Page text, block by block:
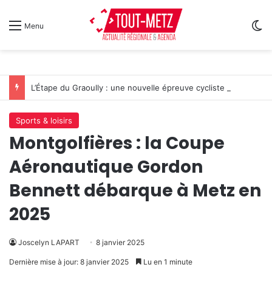
Menu
Sports & loisirs
Montgolfières : la Coupe
Aéronautique Gordon
Bennett débarque à Metz en
2025
Joscelyn LAPART 8 janvier 2025
Dernière mise à jour: 8 janvier 2025 Lu en 1 minute